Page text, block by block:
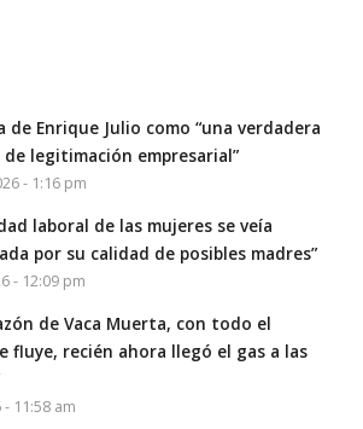
de Enrique Julio como “una verdadera
legitimación empresarial”
- 1:16 pm
laboral de las mujeres se veía
por su calidad de posibles madres”
- 12:09 pm
de Vaca Muerta, con todo el
fluye, recién ahora llegó el gas a las
11:58 am